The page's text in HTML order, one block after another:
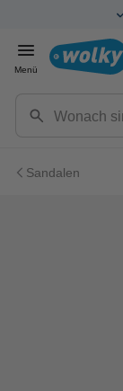
Menü
Sandalen